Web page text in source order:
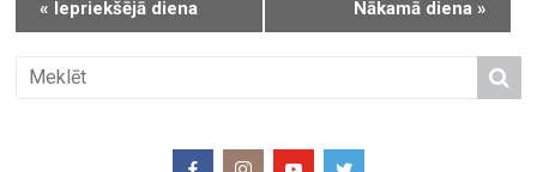
a
dN
« Iepriekšējā diena Nākamā diena »